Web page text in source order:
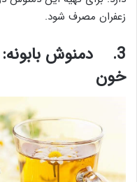
زعفران مصرف شود.
3.
دمنوش
خون